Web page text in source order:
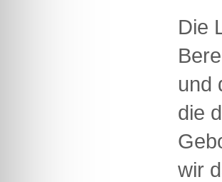
Die
und
die
wir